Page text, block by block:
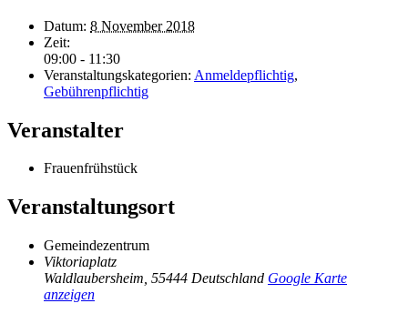
Datum: 8 November 2018
Zeit:
09:00 - 11:30
Veranstaltungskategorien: Anmeldepflichtig,
Gebührenpflichtig
Veranstalter
Frauenfrühstück
Veranstaltungsort
Gemeindezentrum
Viktoriaplatz
Waldlaubersheim 55444 Deutschland Google Karte
anzeigen